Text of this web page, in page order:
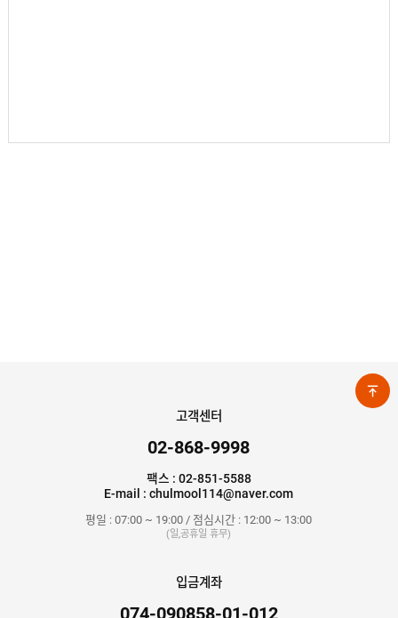
고객센터
02-868-9998
팩스 : 02-851-5588
E-mail : chulmool114@naver.com
평일 : 07:00 ~ 19:00 / 점심시간 : 12:00 ~ 13:00
(일,공휴일 휴무)
입금계좌
074-090858-01-012